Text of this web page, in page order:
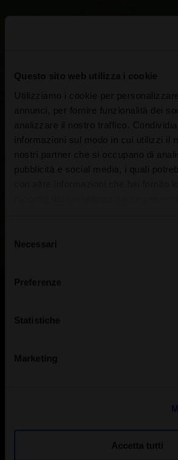
Questo sito web utilizza i cookie
Utilizziamo i cookie per
annunci, per fornire funzionalità dei
analizzare il nostro traffico.
informazioni sul modo in cui utilizzi il
nostri partner che si occupano di
pubblicità e social media, i quali
Necessari
Preferenze
Statistiche
Marketing
Accetta tutti